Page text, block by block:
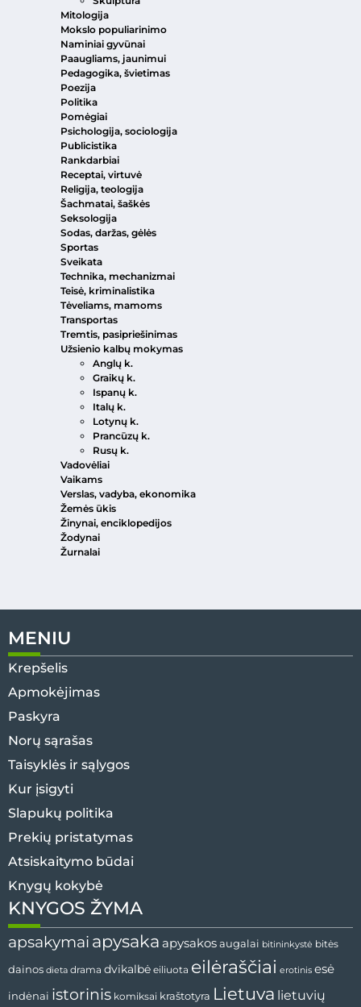
Mitologija
Mokslo populiarinimo
Naminiai gyvūnai
Paaugliams, jaunimui
Pedagogika, švietimas
Poezija
Politika
Pomėgiai
Psichologija, sociologija
Publicistika
Rankdarbiai
Receptai, virtuvė
Religija, teologija
Šachmatai, šaškės
Seksologija
Sodas, daržas, gėlės
Sportas
Sveikata
Technika, mechanizmai
Teisė, kriminalistika
Tėveliams, mamoms
Transportas
Tremtis, pasipriešinimas
Užsienio kalbų mokymas
Anglų k.
Graikų k.
Ispanų k.
Italų k.
Lotynų k.
Prancūzų k.
Rusų k.
Vadovėliai
Vaikams
Verslas, vadyba, ekonomika
Žemės ūkis
Žinynai, enciklopedijos
Žodynai
Žurnalai
MENIU
Krepšelis
Apmokėjimas
Paskyra
Norų sąrašas
Taisyklės ir sąlygos
Kur įsigyti
Slapukų politika
Prekių pristatymas
Atsiskaitymo būdai
Knygų kokybė
KNYGOS ŽYMA
apsakymai apysaka apysakos augalai bitininkystė bitės
dainos dieta drama dvikalbė eiliuota eilėraščiai erotinis esė
indėnai istorinis komiksai kraštotyra Lietuva lietuvių